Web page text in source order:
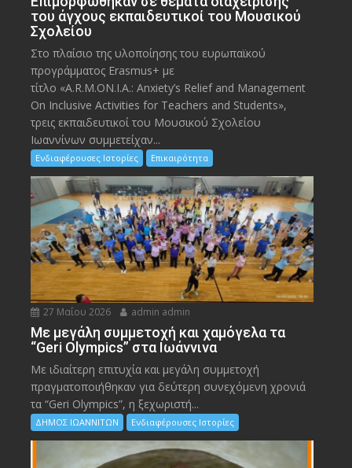
του άγχους εκπαιδευτικοί του Μουσικού
Σχολείου
Στο πλαίσιο της υλοποίησης του ευρωπαϊκού
προγράμματος Erasmus+ με
τίτλο «A.R.M.ON.I.A.: Anxiety’s Relief and Management
On Inclusive Activities for Teachers and Students»,
τρεις εκπαιδευτικοί του Μουσικού Σχολείου
Ιωαννίνων συμμετείχαν...
Ενδιαφέρουσες Ιστορίες Επικαιρότητα
27 Μαΐου 2026 admin admin
Με μεγάλη συμμετοχή και χαμόγελα τα
“Geri Olympics” στα Ιωάννινα
Με ιδιαίτερη επιτυχία και μεγάλη συμμετοχή
πραγματοποιήθηκαν για δεύτερη συνεχόμενη χρονιά
τα “Geri Olympics”, η ξεχωριστή...
ΔΗΜΟΣ ΙΩΑΝΝΙΤΩΝ Ενδιαφέρουσες Ιστορίες